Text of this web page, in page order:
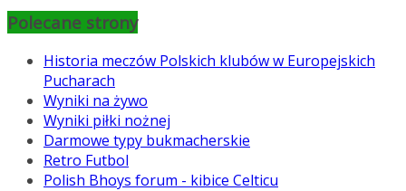
Polecane strony
Historia meczów Polskich klubów w Europejskich
Pucharach
Wyniki na żywo
Wyniki piłki nożnej
Darmowe typy bukmacherskie
Retro Futbol
Polish Bhoys forum - kibice Celticu